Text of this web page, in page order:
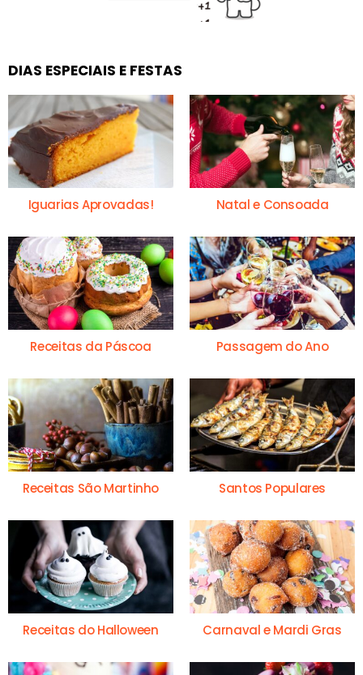
DIAS ESPECIAIS E FESTAS
Iguarias Aprovadas! Natal e Consoada
Receitas da Páscoa Passagem do Ano
Receitas São Martinho Santos Populares
Receitas do Halloween Carnaval e Mardi Gras